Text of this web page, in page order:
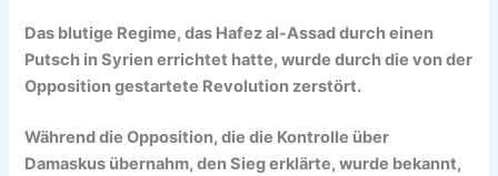
Das blutige Regime, das Hafez al-Assad durch einen
Putsch in Syrien errichtet hatte, wurde durch die von der
Opposition gestartete Revolution zerstört.
Während die Opposition, die die Kontrolle über
Damaskus übernahm, den Sieg erklärte, wurde bekannt,